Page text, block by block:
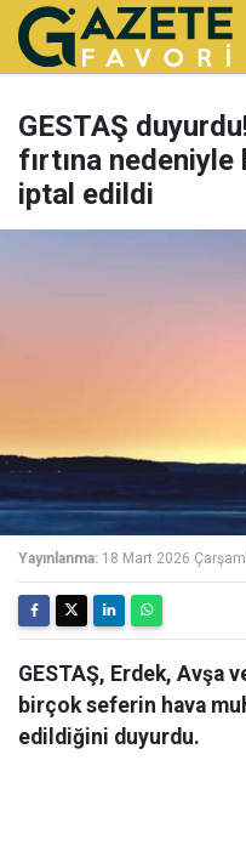
GESTAŞ
fırtına
iptal edildi
Yayınlanma: 18 Mart 2026
GESTAŞ, Erdek, Avşa
birçok seferin hava
edildiğini duyurdu.